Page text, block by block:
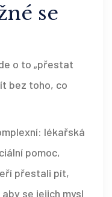
se
o to „přestat
bez toho, co
lékařská
pomoc,
přestali pít,
se jejich mysl